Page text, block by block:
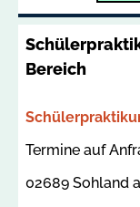
blättern
Bereich
Bereich
Termin
Termine auf
Ort
02689 Sohland